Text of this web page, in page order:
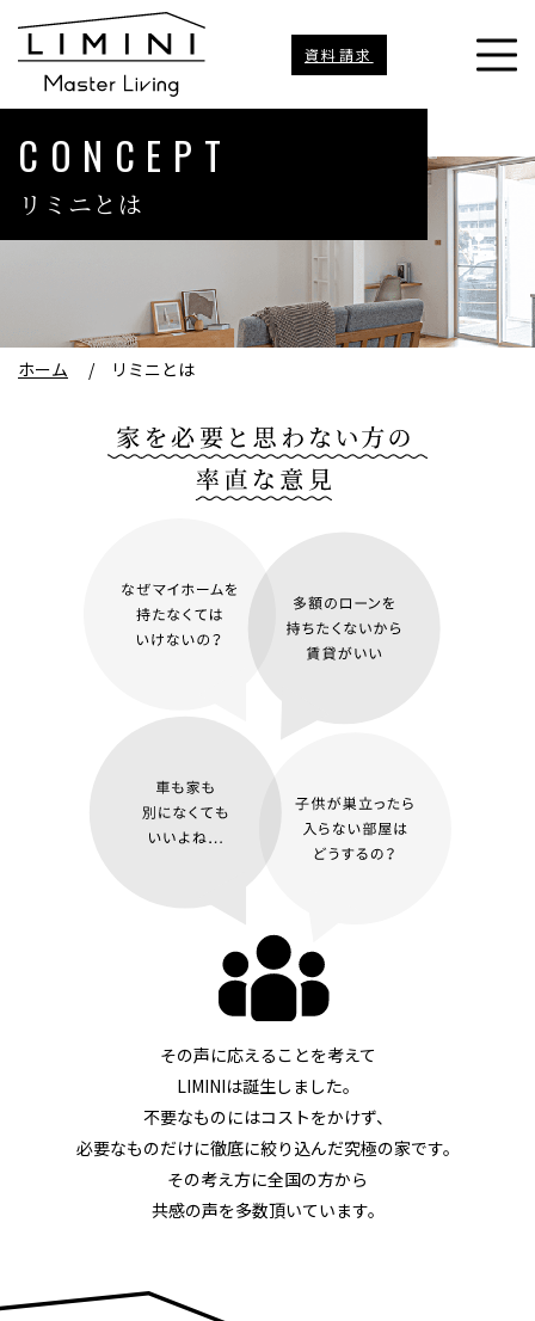
資料請求
CONCEPT
リミニとは
ホーム / リミニとは
その声に応えることを考えて
LIMINIは誕生しました。
不要なものにはコストをかけず、
必要なものだけに徹底に絞り込んだ究極の家です。
その考え方に全国の方から
共感の声を多数頂いています。